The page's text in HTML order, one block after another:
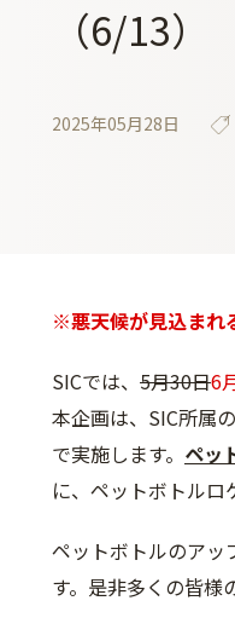
（6/13）
2025年05月28日
※悪天候が見込まれ
SICでは、 5月30日6
本企画は、SIC所属
で実施します。 ペッ
に、ペットボトルロ
ペットボトルのアッ
す。是非多くの皆様